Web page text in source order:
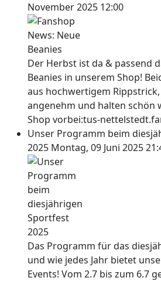
November 2025 12:00
Der Herbst ist da & passend
Beanies in unserem Shop!
aus hochwertigem
angenehm und halten schön
Shop vorbei:tus-
Unser Programm beim
2025 Montag, 09 Juni 2025
Das Programm für das
und wie jedes Jahr bietet
Events! Vom 2.7 bis zum 6.7